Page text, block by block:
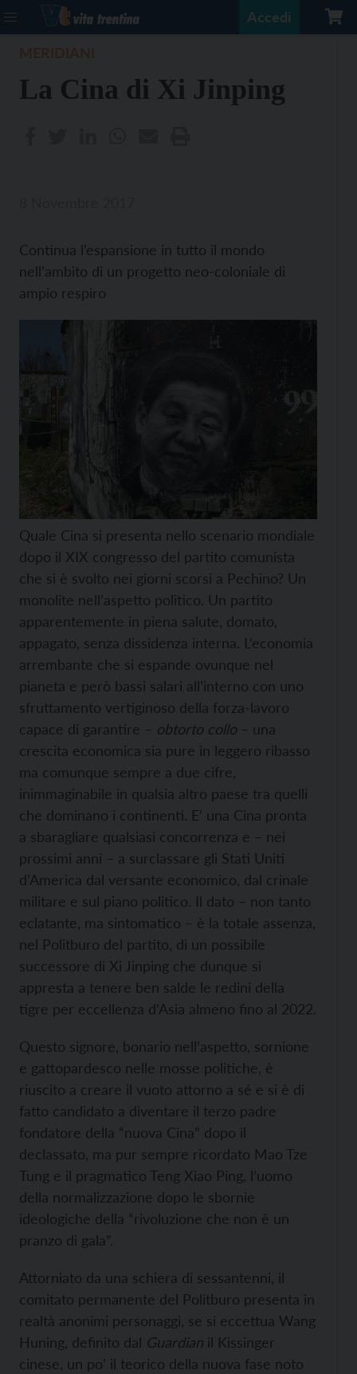
Accedi
La Cina di Xi Jinping
Continua l’espansione in tutto il mondo
nell’ambito di un progetto neo-coloniale di
ampio respiro
Quale Cina si presenta nello scenario mondiale
dopo il XIX congresso del partito comunista
che si è svolto nei giorni scorsi a Pechino? Un
monolite nell’aspetto politico. Un partito
apparentemente in piena salute, domato,
appagato, senza dissidenza interna. L’economia
arrembante che si espande ovunque nel
pianeta e però bassi salari all’interno con uno
sfruttamento vertiginoso della forza-lavoro
capace di garantire – obtorto collo – una
crescita economica sia pure in leggero ribasso
ma comunque sempre a due cifre,
inimmaginabile in qualsia altro paese tra quelli
che dominano i continenti. E’ una Cina pronta
a sbaragliare qualsiasi concorrenza e – nei
prossimi anni – a surclassare gli Stati Uniti
d’America dal versante economico, dal crinale
militare e sul piano politico. Il dato – non tanto
eclatante, ma sintomatico – è la totale assenza,
nel Politburo del partito, di un possibile
successore di Xi Jinping che dunque si
appresta a tenere ben salde le redini della
tigre per eccellenza d’Asia almeno fino al 2022.
Questo signore, bonario nell’aspetto, sornione
e gattopardesco nelle mosse politiche, è
riuscito a creare il vuoto attorno a sé e si è di
fatto candidato a diventare il terzo padre
fondatore della “nuova Cina” dopo il
declassato, ma pur sempre ricordato Mao Tze
Tung e il pragmatico Teng Xiao Ping, l’uomo
della normalizzazione dopo le sbornie
ideologiche della “rivoluzione che non è un
pranzo di gala”.
Attorniato da una schiera di sessantenni, il
comitato permanente del Politburo presenta in
realtà anonimi personaggi, se si eccettua Wang
Huning, definito dal Guardian il Kissinger
cinese, un po’ il teorico della nuova fase noto